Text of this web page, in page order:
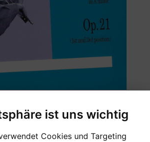
ist uns wichtig
Cookies und Targeting